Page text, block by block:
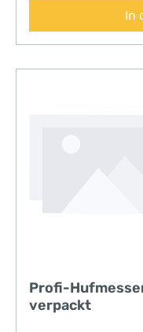
In
Profi-
verpackt